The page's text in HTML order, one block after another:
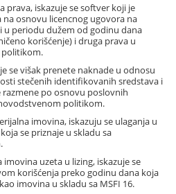
prava, iskazuje se softver koji je
osnovu licencnog ugovora na
u periodu dužem od godinu dana
korišćenje) i druga prava u
politikom.
se višak prenete naknade u odnosu
stečenih identifikovanih sredstava i
po osnovu poslovnih
politikom.
imovina, iskazuju se ulaganja u
se priznaje u skladu sa
uzeta u lizing, iskazuje se
korišćenja preko godinu dana koja
imovina u skladu sa MSFI 16.